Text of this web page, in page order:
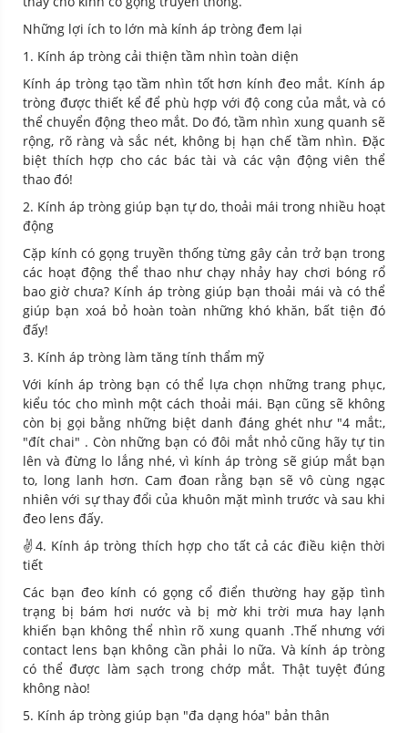
Những lợi ích to lớn mà kính áp tròng đem lại
1. Kính áp tròng cải thiện tầm nhìn toàn diện
Kính áp tròng tạo tầm nhìn tốt hơn kính đeo mắt. Kính áp
tròng được thiết kể để phù hợp với độ cong của mắt, và có
thể chuyển động theo mắt. Do đó, tầm nhìn xung quanh sẽ
rộng, rõ ràng và sắc nét, không bị hạn chế tầm nhìn. Đặc
biệt thích hợp cho các bác tài và các vận động viên thể
thao đó!
2. Kính áp tròng giúp bạn tự do, thoải mái trong nhiều hoạt
động
Cặp kính có gọng truyền thống từng gây cản trở bạn trong
các hoạt động thể thao như chạy nhảy hay chơi bóng rổ
bao giờ chưa? Kính áp tròng giúp bạn thoải mái và có thể
giúp bạn xoá bỏ hoàn toàn những khó khăn, bất tiện đó
đấy!
3. Kính áp tròng làm tăng tính thẩm mỹ
Với kính áp tròng bạn có thể lựa chọn những trang phục,
kiểu tóc cho mình một cách thoải mái. Bạn cũng sẽ không
còn bị gọi bằng những biệt danh đáng ghét như "4 mắt:,
"đít chai" . Còn những bạn có đôi mắt nhỏ cũng hãy tự tin
lên và đừng lo lắng nhé, vì kính áp tròng sẽ giúp mắt bạn
to, long lanh hơn. Cam đoan rằng bạn sẽ vô cùng ngạc
nhiên với sự thay đổi của khuôn mặt mình trước và sau khi
đeo lens đấy.
✌️4. Kính áp tròng thích hợp cho tất cả các điều kiện thời
tiết
Các bạn đeo kính có gọng cổ điển thường hay gặp tình
trạng bị bám hơi nước và bị mờ khi trời mưa hay lạnh
khiến bạn không thể nhìn rõ xung quanh .Thế nhưng với
contact lens bạn không cần phải lo nữa. Và kính áp tròng
có thể được làm sạch trong chớp mắt. Thật tuyệt đúng
không nào!
5. Kính áp tròng giúp bạn "đa dạng hóa" bản thân